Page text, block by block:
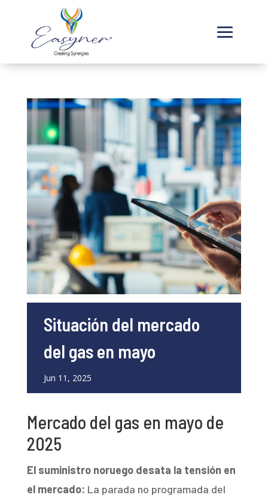
Situación del mercado
del gas en mayo
Jun 11, 2025
Mercado del gas en mayo de
2025
El suministro noruego desata la tensión en
el mercado: La parada no programada del